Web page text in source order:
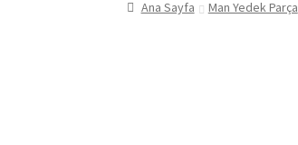
Ana Sayfa Man Yedek Parça